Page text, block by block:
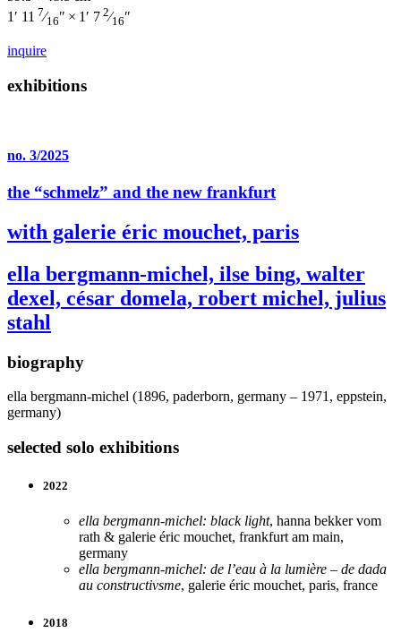
1′ 11 7⁄16″ × 1′ 7 2⁄16″
inquire
exhibitions
no. 3/2025
the “schmelz” and the new frankfurt
with galerie éric mouchet, paris
ella bergmann-michel, ilse bing, walter
dexel, césar domela, robert michel, julius
stahl
biography
ella bergmann-michel (1896, paderborn, germany – 1971, eppstein,
germany)
selected solo exhibitions
2022
ella bergmann-michel: black light, hanna bekker vom
rath & galerie éric mouchet, frankfurt am main,
germany
ella bergmann-michel: de l’eau à la lumière – de dada
au constructivsme, galerie éric mouchet, paris, france
2018